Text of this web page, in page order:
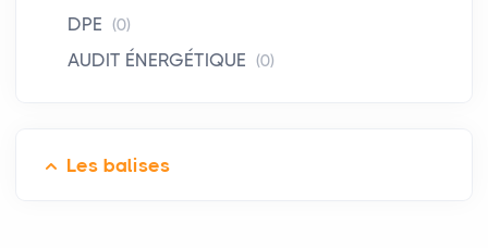
DPE (0)
AUDIT ÉNERGÉTIQUE (0)
Les balises